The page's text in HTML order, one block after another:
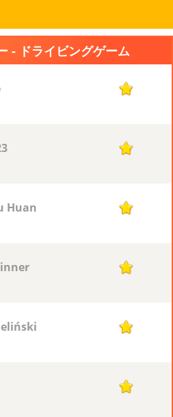
- ドライビングゲーム
19
19
Huan 19
18
18
18